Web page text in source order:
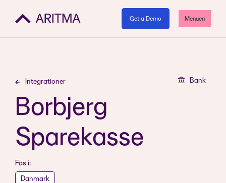
Get a Demo Menuen
Integrationer Bank
Borbjerg
Sparekasse
Fås i:
Danmark